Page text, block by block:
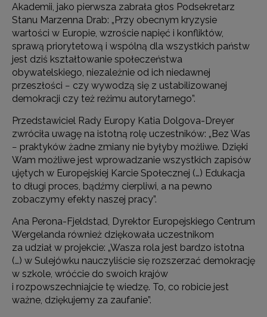
Akademii, jako pierwsza zabrała głos Podsekretarz
Stanu Marzenna Drab: „Przy obecnym kryzysie
wartości w Europie, wzroście napięć i konfliktów,
sprawą priorytetową i wspólną dla wszystkich państw
jest dziś kształtowanie społeczeństwa
obywatelskiego, niezależnie od ich niedawnej
przeszłości − czy wywodzą się z ustabilizowanej
demokracji czy też reżimu autorytarnego”.
Przedstawiciel Rady Europy Katia Dolgova-Dreyer
zwróciła uwagę na istotną rolę uczestników: „Bez Was
− praktyków żadne zmiany nie byłyby możliwe. Dzięki
Wam możliwe jest wprowadzanie wszystkich zapisów
ujętych w Europejskiej Karcie Społecznej (…) Edukacja
to długi proces, bądźmy cierpliwi, a na pewno
zobaczymy efekty naszej pracy”.
Ana Perona-Fjeldstad, Dyrektor Europejskiego Centrum
Wergelanda również dziękowała uczestnikom
za udział w projekcie: „Wasza rola jest bardzo istotna
(…) w Sulejówku nauczyliście się rozszerzać demokrację
w szkole, wróćcie do swoich krajów
i rozpowszechniajcie tę wiedzę. To, co robicie jest
ważne, dziękujemy za zaufanie”.